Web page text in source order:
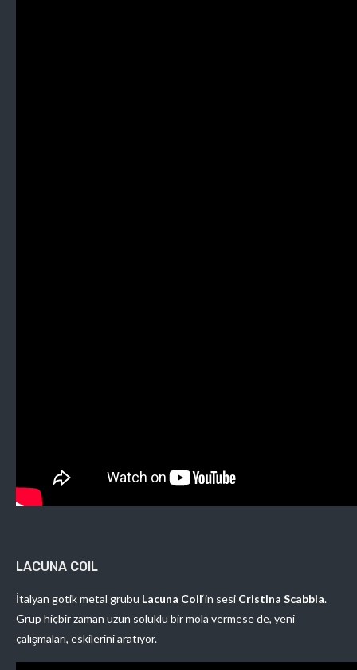
LACUNA COIL
İtalyan gotik metal grubu Lacuna Coil‘in sesi Cristina Scabbia.
Grup hiçbir zaman uzun soluklu bir mola vermese de, yeni
çalışmaları, eskilerini aratıyor.